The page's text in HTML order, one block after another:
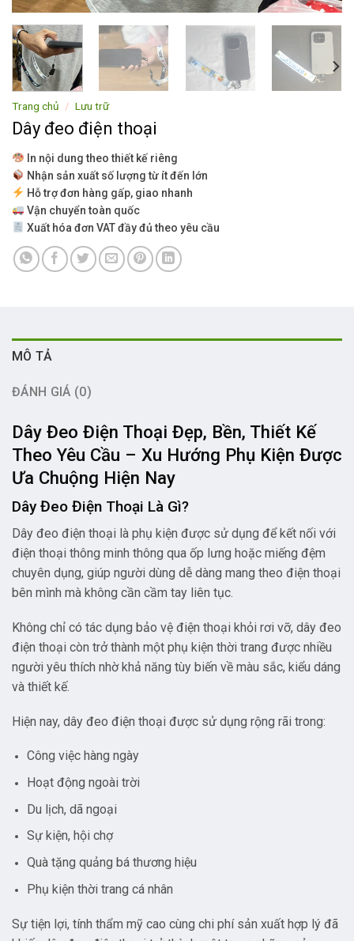
Trang chủ / Lưu trữ
Dây đeo điện thoại
In nội dung theo thiết kế riêng
Nhận sản xuất số lượng từ ít đến lớn
Hỗ trợ đơn hàng gấp, giao nhanh
Vận chuyển toàn quốc
Xuất hóa đơn VAT đầy đủ theo yêu cầu
MÔ TẢ
ĐÁNH GIÁ (0)
Dây Đeo Điện Thoại Đẹp, Bền, Thiết Kế
Theo Yêu Cầu – Xu Hướng Phụ Kiện Được
Ưa Chuộng Hiện Nay
Dây Đeo Điện Thoại Là Gì?
Dây đeo điện thoại là phụ kiện được sử dụng để kết nối với
điện thoại thông minh thông qua ốp lưng hoặc miếng đệm
chuyên dụng, giúp người dùng dễ dàng mang theo điện thoại
bên mình mà không cần cầm tay liên tục.
Không chỉ có tác dụng bảo vệ điện thoại khỏi rơi vỡ, dây đeo
điện thoại còn trở thành một phụ kiện thời trang được nhiều
người yêu thích nhờ khả năng tùy biến về màu sắc, kiểu dáng
và thiết kế.
Hiện nay, dây đeo điện thoại được sử dụng rộng rãi trong:
Công việc hàng ngày
Hoạt động ngoài trời
Du lịch, dã ngoại
Sự kiện, hội chợ
Quà tặng quảng bá thương hiệu
Phụ kiện thời trang cá nhân
Sự tiện lợi, tính thẩm mỹ cao cùng chi phí sản xuất hợp lý đã